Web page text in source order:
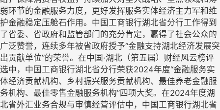
弱环节的金融服务力度，更好发挥服务实体经济主力军和维
护金融稳定压舱石作用。中国工商银行湖北省分行工作得到
了省委、省政府和监管部门的充分肯定，赢得了社会公众的
广泛赞誉，连续多年被省政府授予“金融支持湖北经济发展突
出贡献单位”的荣誉。在中国·湖北（第五届）财经风云榜评
选中，中国工商银行湖北省分行荣获2024年度“金融服务实
体经济贡献机构、乡村振兴服务贡献机构、最佳养老金融服
务机构、最佳零售金融服务机构”四项大奖。在2024年度湖
北省外汇业务合规与审慎经营评估中，中国工商银行湖北省